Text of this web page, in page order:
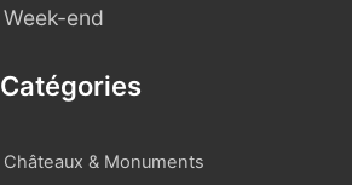
Week-end
Catégories
Châteaux & Monuments